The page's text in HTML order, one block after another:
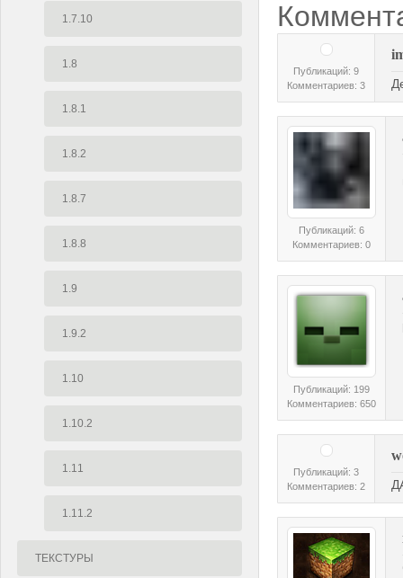
1.7.10
1.8
1.8.1
1.8.2
1.8.7
1.8.8
1.9
1.9.2
1.10
1.10.2
1.11
1.11.2
ТЕКСТУРЫ
Публикаций: 9
Комментариев: 3
Публикаций: 6
Комментариев: 0
Публикаций: 199
Комментариев: 650
Публикаций: 3
Комментариев: 2